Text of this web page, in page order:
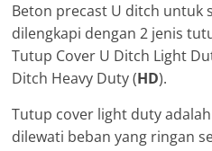
Beton precast U ditch untuk
dilengkapi dengan 2 jenis
Tutup Cover U Ditch Light
Ditch Heavy Duty (HD).
Tutup cover light duty
dilewati beban yang ringan